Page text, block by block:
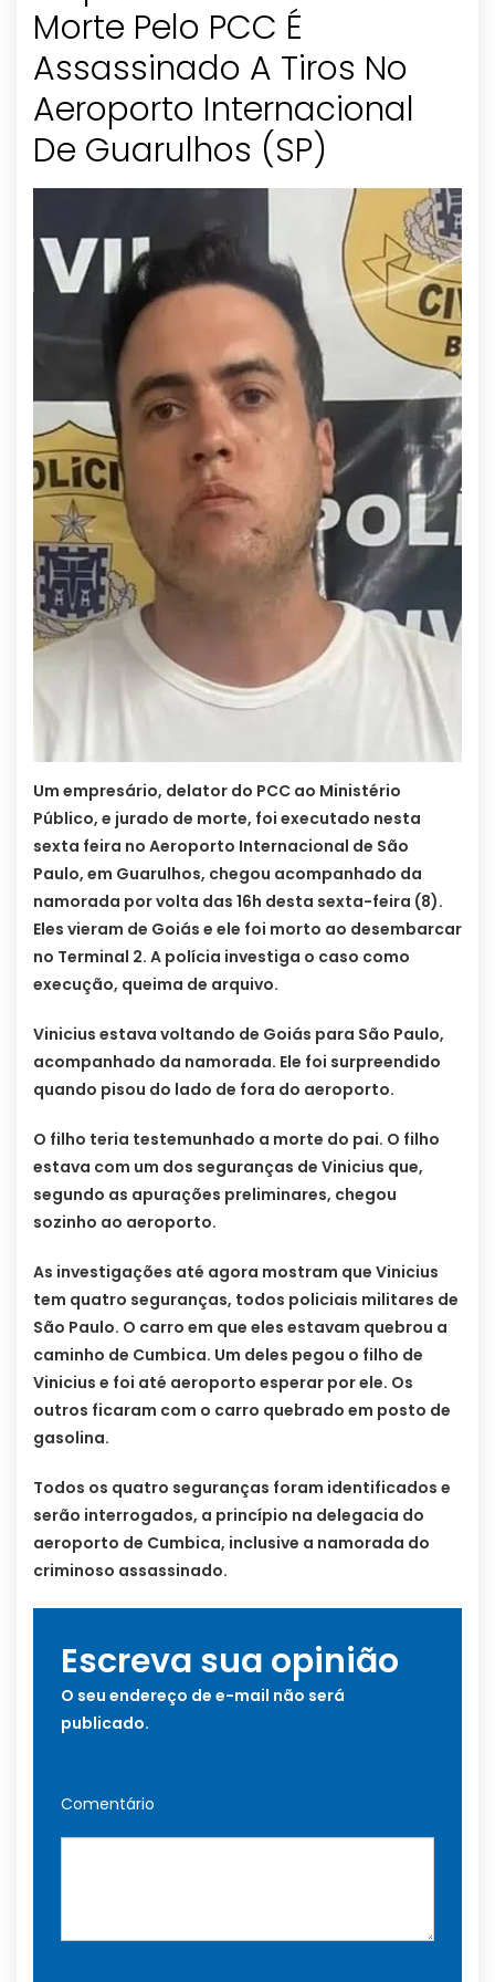
Morte Pelo PCC É
Assassinado A Tiros No
Aeroporto Internacional
De Guarulhos (SP)
Um empresário, delator do PCC ao Ministério
Público, e jurado de morte, foi executado nesta
sexta feira no Aeroporto Internacional de São
Paulo, em Guarulhos, chegou acompanhado da
namorada por volta das 16h desta sexta-feira (8).
Eles vieram de Goiás e ele foi morto ao desembarcar
no Terminal 2. A polícia investiga o caso como
execução, queima de arquivo.
Vinicius estava voltando de Goiás para São Paulo,
acompanhado da namorada. Ele foi surpreendido
quando pisou do lado de fora do aeroporto.
O filho teria testemunhado a morte do pai. O filho
estava com um dos seguranças de Vinicius que,
segundo as apurações preliminares, chegou
sozinho ao aeroporto.
As investigações até agora mostram que Vinicius
tem quatro seguranças, todos policiais militares de
São Paulo. O carro em que eles estavam quebrou a
caminho de Cumbica. Um deles pegou o filho de
Vinicius e foi até aeroporto esperar por ele. Os
outros ficaram com o carro quebrado em posto de
gasolina.
Todos os quatro seguranças foram identificados e
serão interrogados, a princípio na delegacia do
aeroporto de Cumbica, inclusive a namorada do
criminoso assassinado.
Escreva sua opinião
O seu endereço de e-mail não será
publicado.
Comentário